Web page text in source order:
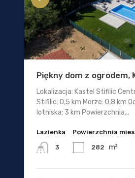
Piękny dom z ogrodem,
Lokalizacja: Kastel Stifilic
Stifilic: 0,5 km Morze: 0,8 km
lotniska: 3 km Powierzchnia...
Lazienka
3
Powierzchnia
282 m²